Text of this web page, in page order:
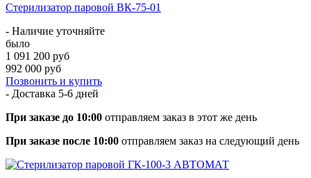
Стерилизатор паровой ВК-75-01
- Наличие уточняйте
было
1 091 200 руб
992 000 руб
Позвонить и купить
- Доставка 5-6 дней
При заказе до 10:00 отправляем заказ в этот же день
При заказе после 10:00 отправляем заказ на следующий день